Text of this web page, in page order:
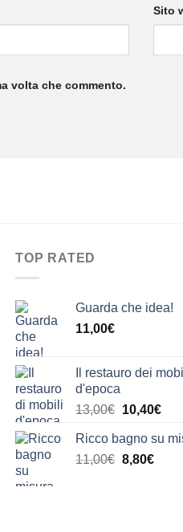
Sito
volta che commento.
TOP RATED
Guarda che idea!
11,00€
Il restauro dei
d'epoca
13,00€ Il
originale
era:
10,40€Il
Ricco bagno su
11,00€ Il
8,80€Il